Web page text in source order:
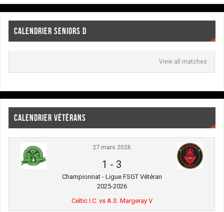
CALENDRIER SENIORS D
View all matches
CALENDRIER VÉTÉRANS
27 mars 2026
1 - 3
Championnat - Ligue FSGT Vétéran
2025-2026
Celtic I.C. vs A.S. Margeray V